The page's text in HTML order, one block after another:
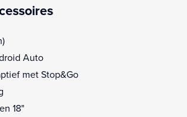
Auto
met Stop&Go
18"